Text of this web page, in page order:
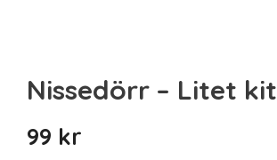
Nissedörr – Litet kit
99 kr